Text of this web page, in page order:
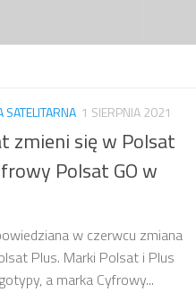
SATELITARNA 1 SIERPNIA 2021
zmieni się w Polsat
Polsat GO w
w czerwcu zmiana
Plus. Marki Polsat i Plus
a marka Cyfrowy...